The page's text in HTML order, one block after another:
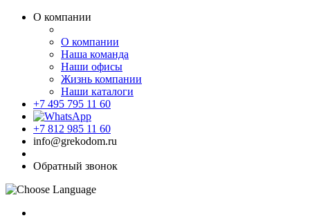
О компании
О компании
Наша команда
Наши офисы
Жизнь компании
Наши каталоги
+7 495 795 11 60
+7 812 985 11 60
info@grekodom.ru
Обратный звонок